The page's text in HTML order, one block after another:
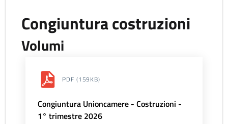
Congiuntura costruzioni
Volumi
PDF (159KB)
Congiuntura Unioncamere - Costruzioni -
1° trimestre 2026